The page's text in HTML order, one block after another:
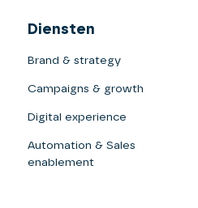
Diensten
Brand & strategy
Campaigns & growth
Digital experience
Automation & Sales
enablement